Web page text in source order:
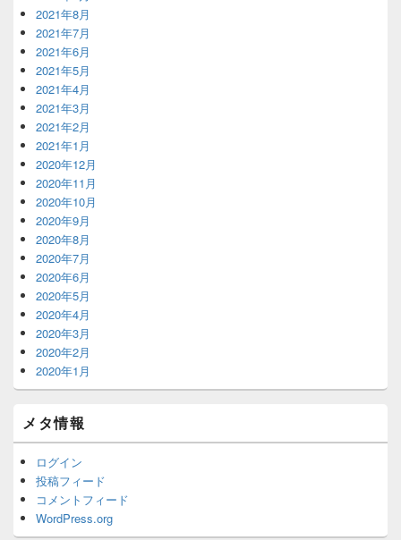
2021年8月
2021年7月
2021年6月
2021年5月
2021年4月
2021年3月
2021年2月
2021年1月
2020年12月
2020年11月
2020年10月
2020年9月
2020年8月
2020年7月
2020年6月
2020年5月
2020年4月
2020年3月
2020年2月
2020年1月
メタ情報
ログイン
投稿フィード
コメントフィード
WordPress.org